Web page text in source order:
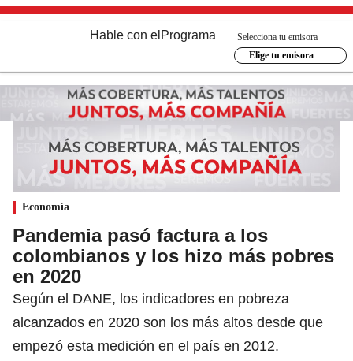
Hable con el Programa
Selecciona tu emisora
Elige tu emisora
Economía
Pandemia pasó factura a los
colombianos y los hizo más pobres
en 2020
Según el DANE, los indicadores en pobreza
alcanzados en 2020 son los más altos desde que
empezó esta medición en el país en 2012.